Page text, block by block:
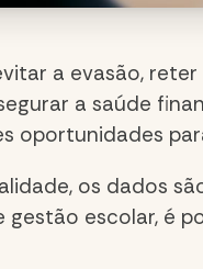
a evasão,
a saúde
oportunidades
os dados
gestão escolar, é